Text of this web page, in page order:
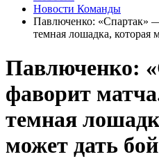
Новости Команды
Павлюченко: «Спартак»
темная лошадка, которая
Павлюченко:
фаворит
темная
может дать